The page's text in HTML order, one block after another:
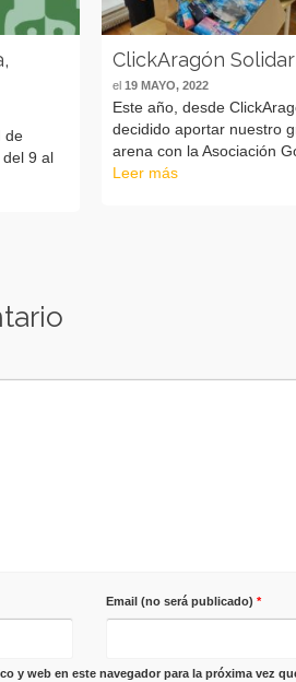
de
9 al
ClickAragón
el19 MAYO, 2022
Este año, desde
decidido aportar nuestro
arena con la Asociación
Leer más
Email (no será publicado)*
y web en este navegador para la próxima vez